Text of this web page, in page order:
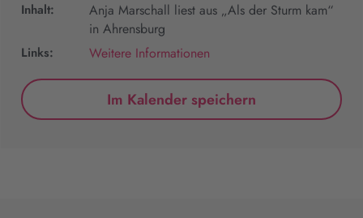
Inhalt:
Anja Marschall liest aus „Als der Sturm kam“
in Ahrensburg
Links: Weitere Informationen
Im Kalender speichern